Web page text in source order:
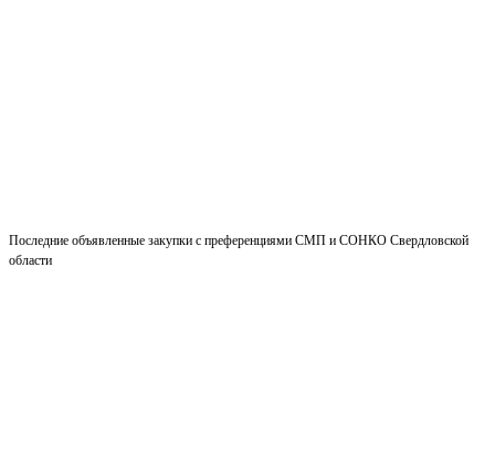
Последние объявленные закупки с преференциями СМП и СОНКО Свердловской
области